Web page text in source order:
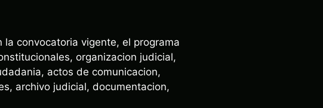
convocatoria vigente, el programa
organizacion judicial,
actos de comunicacion,
archivo judicial, documentacion,